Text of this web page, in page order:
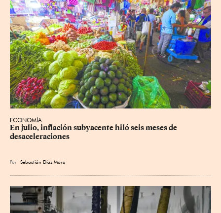
ECONOMÍA
En julio, inflación subyacente hiló seis meses de
desaceleraciones
Por Sebastián Díaz Mora